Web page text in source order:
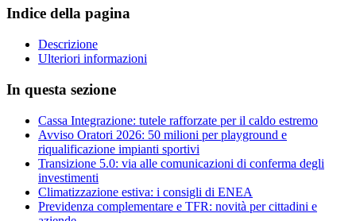
Indice della pagina
Descrizione
Ulteriori informazioni
In questa sezione
Cassa Integrazione: tutele rafforzate per il caldo estremo
Avviso Oratori 2026: 50 milioni per playground e
riqualificazione impianti sportivi
Transizione 5.0: via alle comunicazioni di conferma degli
investimenti
Climatizzazione estiva: i consigli di ENEA
Previdenza complementare e TFR: novità per cittadini e